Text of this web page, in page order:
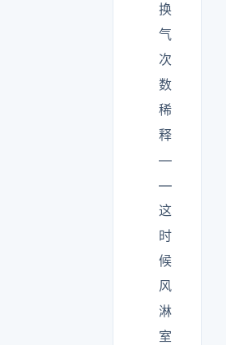
换
气
次
数
稀
释
—
—
这
时
候
风
淋
室